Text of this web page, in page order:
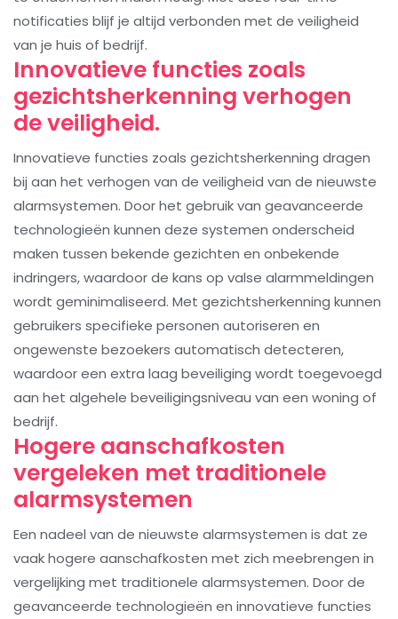
notificaties blijf je altijd verbonden met de veiligheid
van je huis of bedrijf.
Innovatieve functies zoals
gezichtsherkenning verhogen
de veiligheid.
Innovatieve functies zoals gezichtsherkenning dragen
bij aan het verhogen van de veiligheid van de nieuwste
alarmsystemen. Door het gebruik van geavanceerde
technologieën kunnen deze systemen onderscheid
maken tussen bekende gezichten en onbekende
indringers, waardoor de kans op valse alarmmeldingen
wordt geminimaliseerd. Met gezichtsherkenning kunnen
gebruikers specifieke personen autoriseren en
ongewenste bezoekers automatisch detecteren,
waardoor een extra laag beveiliging wordt toegevoegd
aan het algehele beveiligingsniveau van een woning of
bedrijf.
Hogere aanschafkosten
vergeleken met traditionele
alarmsystemen
Een nadeel van de nieuwste alarmsystemen is dat ze
vaak hogere aanschafkosten met zich meebrengen in
vergelijking met traditionele alarmsystemen. Door de
geavanceerde technologieën en innovatieve functies